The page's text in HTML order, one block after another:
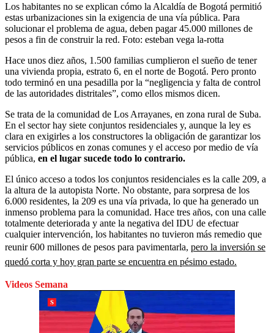
Los habitantes no se explican cómo la Alcaldía de Bogotá permitió
estas urbanizaciones sin la exigencia de una vía pública. Para
solucionar el problema de agua, deben pagar 45.000 millones de
pesos a fin de construir la red. Foto: esteban vega la-rotta
Hace unos diez años, 1.500 familias cumplieron el sueño de tener
una vivienda propia, estrato 6, en el norte de Bogotá. Pero pronto
todo terminó en una pesadilla por la “negligencia y falta de control
de las autoridades distritales”, como ellos mismos dicen.
Se trata de la comunidad de Los Arrayanes, en zona rural de Suba.
En el sector hay siete conjuntos residenciales y, aunque la ley es
clara en exigirles a los constructores la obligación de garantizar los
servicios públicos en zonas comunes y el acceso por medio de vía
pública, en el lugar sucede todo lo contrario.
El único acceso a todos los conjuntos residenciales es la calle 209, a
la altura de la autopista Norte. No obstante, para sorpresa de los
6.000 residentes, la 209 es una vía privada, lo que ha generado un
inmenso problema para la comunidad. Hace tres años, con una calle
totalmente deteriorada y ante la negativa del IDU de efectuar
cualquier intervención, los habitantes no tuvieron más remedio que
reunir 600 millones de pesos para pavimentarla, pero la inversión se
quedó corta y hoy gran parte se encuentra en pésimo estado.
Videos Semana